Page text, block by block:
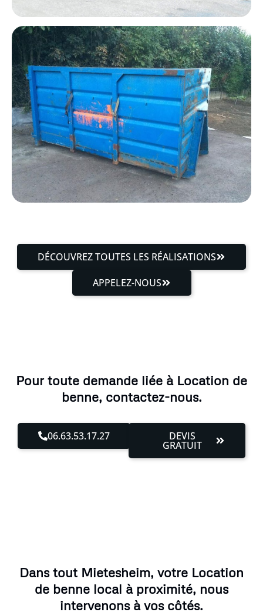
DÉCOUVREZ TOUTES LES RÉALISATIONS
APPELEZ-NOUS
Pour toute demande liée à Location de
benne, contactez-nous.
06.63.53.17.27 DEVIS
GRATUIT
Dans tout Mietesheim, votre Location
de benne local à proximité, nous
intervenons à vos côtés.